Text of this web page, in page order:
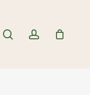
searchaccount
Cart